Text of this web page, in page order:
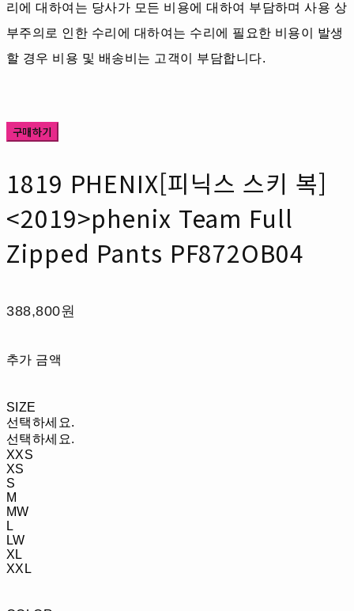
리에 대하여는 당사가 모든 비용에 대하여 부담하며 사용 상
부주의로 인한 수리에 대하여는 수리에 필요한 비용이 발생
할 경우 비용 및 배송비는 고객이 부담합니다.
구매하기
1819 PHENIX[피닉스 스키 복]
<2019>phenix Team Full
Zipped Pants PF872OB04
388,800원
추가 금액
SIZE
선택하세요.
선택하세요.
XXS
XS
S
M
MW
L
LW
XL
XXL